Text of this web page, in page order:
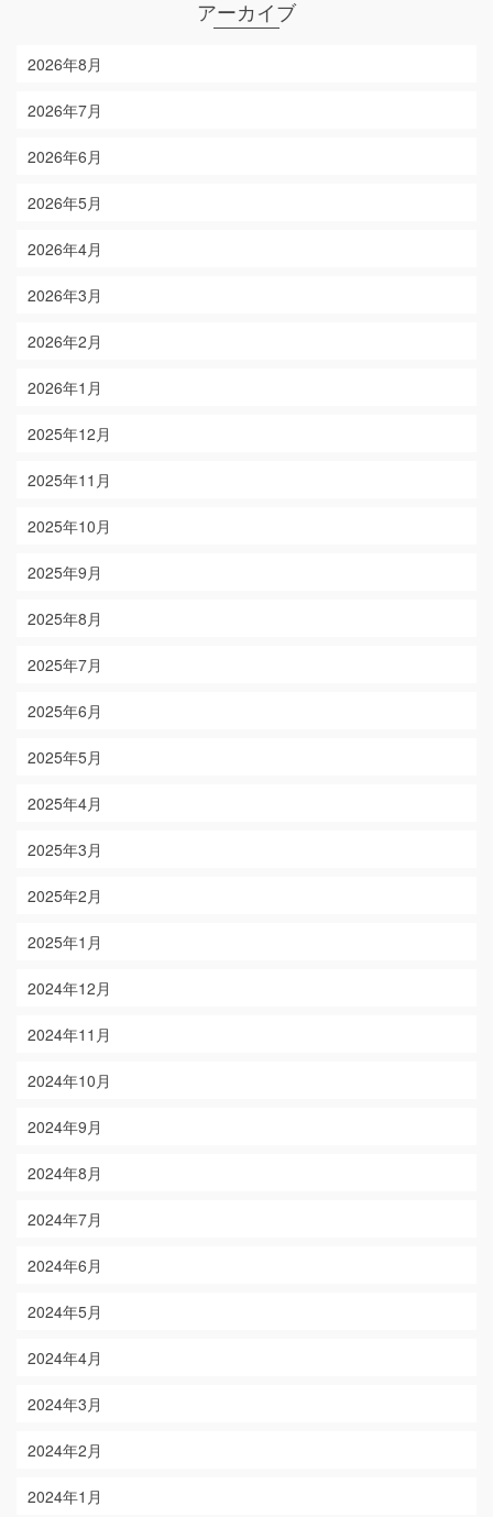
アーカイブ
2026年8月
2026年7月
2026年6月
2026年5月
2026年4月
2026年3月
2026年2月
2026年1月
2025年12月
2025年11月
2025年10月
2025年9月
2025年8月
2025年7月
2025年6月
2025年5月
2025年4月
2025年3月
2025年2月
2025年1月
2024年12月
2024年11月
2024年10月
2024年9月
2024年8月
2024年7月
2024年6月
2024年5月
2024年4月
2024年3月
2024年2月
2024年1月